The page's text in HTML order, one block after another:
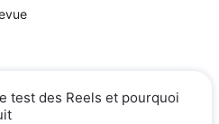
test des Reels et pourquoi